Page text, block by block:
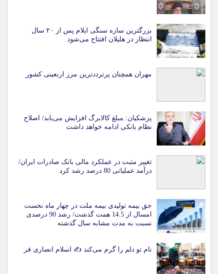
بزرگترین سازه سنگی ایلام پس از ۲۰ سال
انتظار در هلیلان افتتاح می‌شود
مهران همچنان پرترددترین مرز اربعینی کشور
پزشکیان: مبلغ کالابرگ افزایش می‌یابد/ اصلاح
نظام بانکی ادامه خواهد داشت
تغییر مثبت در عملکرد مالی بانک صادرات ایران/
درآمد عملیاتی 80 درصد رشد کرد
حق بیمه تولیدی بیمه ملت در چهار ماه نخست
امسال از 14.5 همت گذشت/ رشد 90 درصدی
نسبت به مدت مشابه سال گذشته
نام تو دلم را گرم می‌کند ✍️ اسلام انصاری فر